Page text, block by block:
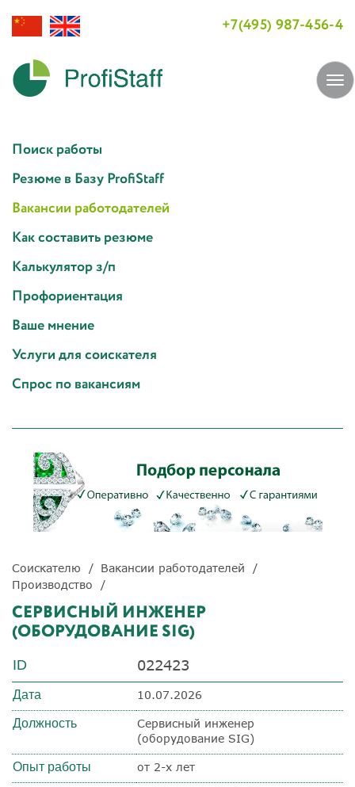
+7(495) 987-456-4
Поиск работы
Резюме в Базу ProfiStaff
Вакансии работодателей
Как составить резюме
Калькулятор з/п
Профориентация
Ваше мнение
Услуги для соискателя
Спрос по вакансиям
Соискателю
Вакансии работодателей
Производство
СЕРВИСНЫЙ ИНЖЕНЕР
(ОБОРУДОВАНИЕ SIG)
ID 022423
Дата 10.07.2026
Должность
Сервисный инженер
(оборудование SIG)
Опыт работы от 2-х лет